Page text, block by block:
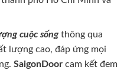
cuộc sốngthông qua
lượng cao, đáp ứng mọi
SaigonDoor cam kết đem